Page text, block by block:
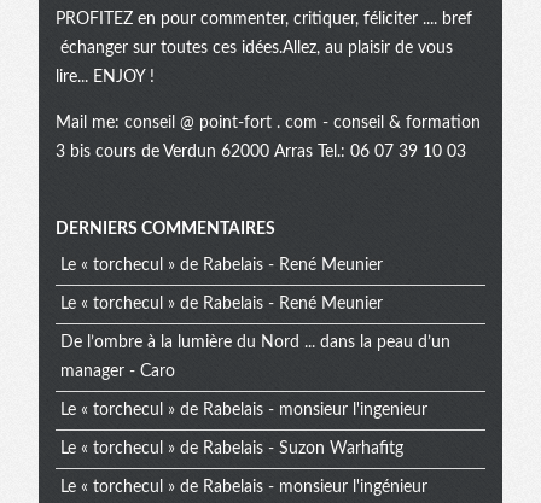
PROFITEZ en pour commenter, critiquer, féliciter .... bref
échanger sur toutes ces idées.Allez, au plaisir de vous
lire... ENJOY !
Mail me: conseil @ point-fort . com - conseil & formation
3 bis cours de Verdun 62000 Arras Tel.: 06 07 39 10 03
Menu
extra
DERNIERS COMMENTAIRES
Le « torchecul » de Rabelais - René Meunier
Le « torchecul » de Rabelais - René Meunier
De l’ombre à la lumière du Nord ... dans la peau d’un
manager - Caro
Le « torchecul » de Rabelais - monsieur l'ingenieur
Le « torchecul » de Rabelais - Suzon Warhafitg
Le « torchecul » de Rabelais - monsieur l'ingénieur